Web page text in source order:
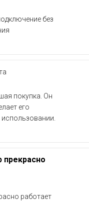
без
покупка. Он
его
прекрасно
работает